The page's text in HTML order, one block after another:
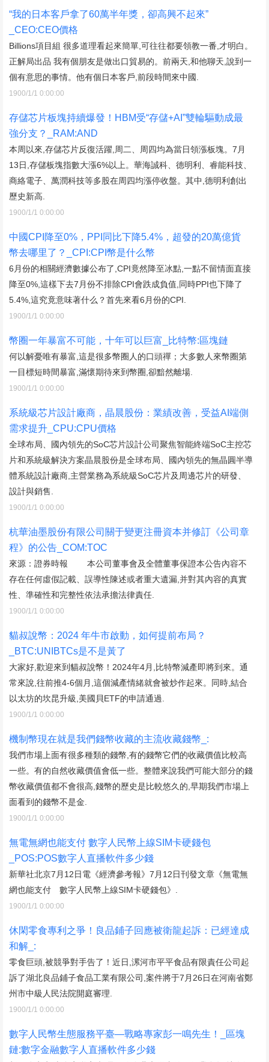
“我的日本客戶拿了60萬半年獎，卻高興不起來”
_CEO:CEO價格
Billions項目組 很多道理看起來簡單,可往往都要領教一番,才明白。
正解局出品 我有個朋友是做出口貿易的。前兩天,和他聊天,說到一
個有意思的事情。他有個日本客戶,前段時間來中國.
1900/1/1 0:00:00
存儲芯片板塊持續爆發！HBM受“存儲+AI”雙輪驅動成最
強分支？_RAM:AND
本周以來,存儲芯片反復活躍,周二、周四均為當日領漲板塊。7月
13日,存儲板塊指數大漲6%以上。華海誠科、德明利、睿能科技、
商絡電子、萬潤科技等多股在周四均漲停收盤。其中,德明利創出
歷史新高.
1900/1/1 0:00:00
中國CPI降至0%，PPI同比下降5.4%，超發的20萬億貨
幣去哪里了？_CPI:CPI幣是什么幣
6月份的相關經濟數據公布了,CPI竟然降至冰點,一點不留情面直接
降至0%,這樣下去7月份不排除CPI會跌成負值,同時PPI也下降了
5.4%,這究竟意味著什么？首先來看6月份的CPI.
1900/1/1 0:00:00
幣圈一年暴富不可能，十年可以巨富_比特幣:區塊鏈
何以解憂唯有暴富,這是很多幣圈人的口頭禪；大多數人來幣圈第
一目標短時間暴富,滿懷期待來到幣圈,卻黯然離場.
1900/1/1 0:00:00
系統級芯片設計廠商，晶晨股份：業績改善，受益AI端側
需求提升_CPU:CPU價格
全球布局、國內領先的SoC芯片設計公司聚焦智能終端SoC主控芯
片和系統級解決方案晶晨股份是全球布局、國內領先的無晶圓半導
體系統設計廠商,主營業務為系統級SoC芯片及周邊芯片的研發、
設計與銷售.
1900/1/1 0:00:00
杭華油墨股份有限公司關于變更注冊資本并修訂《公司章
程》的公告_COM:TOC
來源：證券時報 本公司董事會及全體董事保證本公告內容不
存在任何虛假記載、誤導性陳述或者重大遺漏,并對其內容的真實
性、準確性和完整性依法承擔法律責任.
1900/1/1 0:00:00
貓叔說幣：2024 年牛市啟動，如何提前布局？
_BTC:UNIBTCs是不是黃了
大家好,歡迎來到貓叔說幣！2024年4月,比特幣減產即將到來。通
常來說,往前推4-6個月,這個減產情緒就會被炒作起來。同時,結合
以太坊的坎昆升級,美國貝ETF的申請通過.
1900/1/1 0:00:00
機制幣現在就是我們錢幣收藏的主流收藏錢幣_:
我們市場上面有很多種類的錢幣,有的錢幣它們的收藏價值比較高
一些。有的自然收藏價值會低一些。整體來說我們可能大部分的錢
幣收藏價值都不會很高,錢幣的歷史是比較悠久的,早期我們市場上
面看到的錢幣不是金.
1900/1/1 0:00:00
無電無網也能支付 數字人民幣上線SIM卡硬錢包
_POS:POS數字人直播軟件多少錢
新華社北京7月12日電《經濟參考報》7月12日刊發文章《無電無
網也能支付 數字人民幣上線SIM卡硬錢包》.
1900/1/1 0:00:00
休閑零食專利之爭！良品鋪子回應被衛龍起訴：已經達成
和解_:
零食巨頭,被競爭對手告了！近日,漯河市平平食品有限責任公司起
訴了湖北良品鋪子食品工業有限公司,案件將于7月26日在河南省鄭
州市中級人民法院開庭審理.
1900/1/1 0:00:00
數字人民幣生態服務平臺—戰略專家彭一鳴先生！_區塊
鏈:數字金融數字人直播軟件多少錢